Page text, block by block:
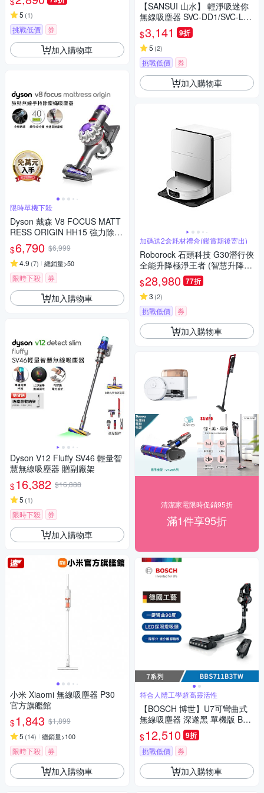
5 (1)
挑戰低價 券
加入購物車
限時單機下殺
Dyson 戴森 V8 FOCUS MATT
RESS ORIGIN HH15 強力除螨
無線吸塵器 銀灰色
$6,790 $6,999
4.9 (7) 總銷量>50
限時下殺 券
加入購物車
Dyson V12 Fluffy SV46 輕量智
慧無線吸塵器 贈副廠架
$16,382 $16,888
5 (1)
限時下殺 券
加入購物車
小米 Xiaomi 無線吸塵器 P30
官方旗艦館
$1,843 $1,899
5 (14) 總銷量>100
限時下殺 券
加入購物車
【SANSUI 山水】 輕淨吸迷你
無線吸塵器 SVC-DD1/SVC-L17
5/SVC-PP3 五色可選
$3,141 9折
5 (2)
挑戰低價 券
加入購物車
加碼送2盒耗材禮盒(鑑賞期後寄出)
Roborock 石頭科技 G30潛行俠
全能升降極淨王者 (智慧升降全
域LDS/超薄7.98/聲波恆濕拖地/
22000Pa)
$28,980 77折
3 (2)
挑戰低價 券
加入購物車
清潔家電限時促銷95折
滿1件享95折
符合人體工學超高靈活性
【BOSCH 博世】U7可彎曲式
無線吸塵器 深遂黑 單機版 BBS
711B3TW
$12,510 9折
挑戰低價 券
加入購物車